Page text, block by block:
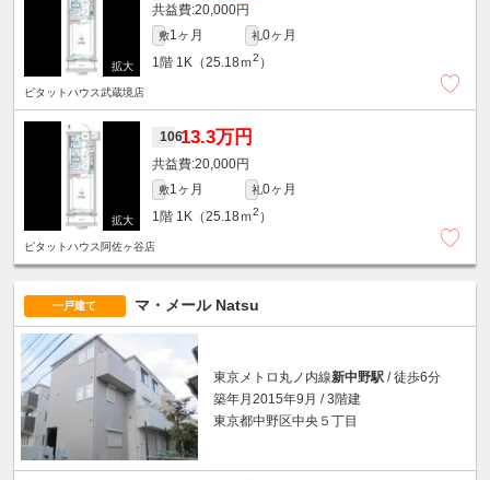
20,000円
敷1ヶ月 礼0ヶ月
1階 1K（25.18ｍ2 ）
ピタットハウス武蔵境店
10613.3万円
20,000円
敷1ヶ月 礼0ヶ月
1階 1K（25.18ｍ2 ）
ピタットハウス阿佐ヶ谷店
一戸建て マ・メール Natsu
東京メトロ丸ノ内線新中野駅 / 徒歩6分
築年月2015年9月 / 3階建
東京都中野区中央５丁目